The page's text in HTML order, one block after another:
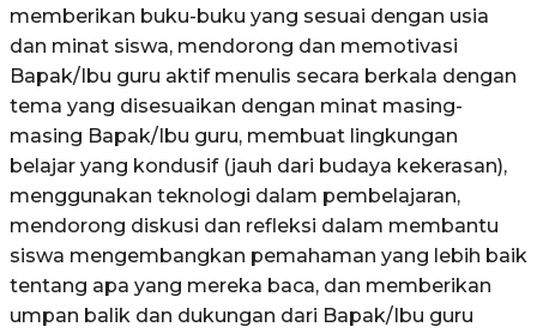
memberikan buku-buku yang sesuai dengan usia
dan minat siswa, mendorong dan memotivasi
Bapak/Ibu guru aktif menulis secara berkala dengan
tema yang disesuaikan dengan minat masing-
masing Bapak/Ibu guru, membuat lingkungan
belajar yang kondusif (jauh dari budaya kekerasan),
menggunakan teknologi dalam pembelajaran,
mendorong diskusi dan refleksi dalam membantu
siswa mengembangkan pemahaman yang lebih baik
tentang apa yang mereka baca, dan memberikan
umpan balik dan dukungan dari Bapak/Ibu guru